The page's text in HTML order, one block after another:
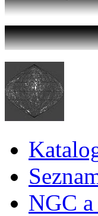
NGC